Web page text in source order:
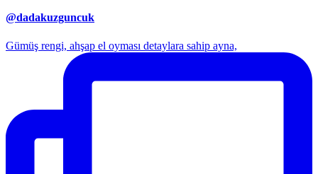
@dadakuzguncuk
Gümüş rengi, ahşap el oyması detaylara sahip ayna,